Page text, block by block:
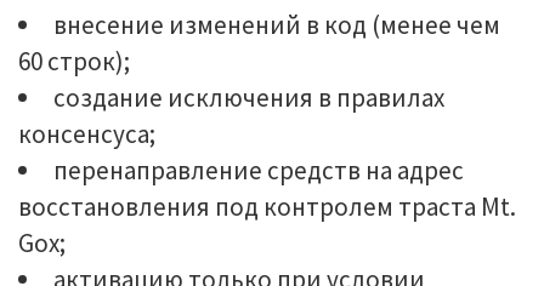
внесение изменений в код (менее чем
60 строк);
создание исключения в правилах
консенсуса;
перенаправление средств на адрес
восстановления под контролем траста Mt.
Gox;
активацию только при условии